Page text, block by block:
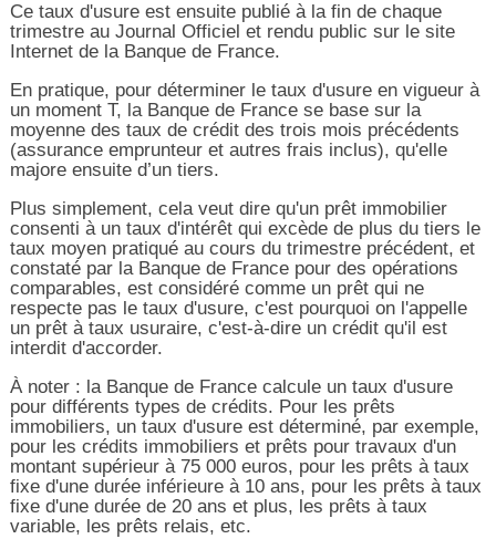
Ce taux d'usure est ensuite publié à la fin de chaque
trimestre au Journal Officiel et rendu public sur le site
Internet de la Banque de France.
En pratique, pour déterminer le taux d'usure en vigueur à
un moment T, la Banque de France se base sur la
moyenne des taux de crédit des trois mois précédents
(assurance emprunteur et autres frais inclus), qu'elle
majore ensuite d’un tiers.
Plus simplement, cela veut dire qu'un prêt immobilier
consenti à un taux d'intérêt qui excède de plus du tiers le
taux moyen pratiqué au cours du trimestre précédent, et
constaté par la Banque de France pour des opérations
comparables, est considéré comme un prêt qui ne
respecte pas le taux d'usure, c'est pourquoi on l'appelle
un prêt à taux usuraire, c'est-à-dire un crédit qu'il est
interdit d'accorder.
À noter : la Banque de France calcule un taux d'usure
pour différents types de crédits. Pour les prêts
immobiliers, un taux d'usure est déterminé, par exemple,
pour les crédits immobiliers et prêts pour travaux d'un
montant supérieur à 75 000 euros, pour les prêts à taux
fixe d'une durée inférieure à 10 ans, pour les prêts à taux
fixe d'une durée de 20 ans et plus, les prêts à taux
variable, les prêts relais, etc.